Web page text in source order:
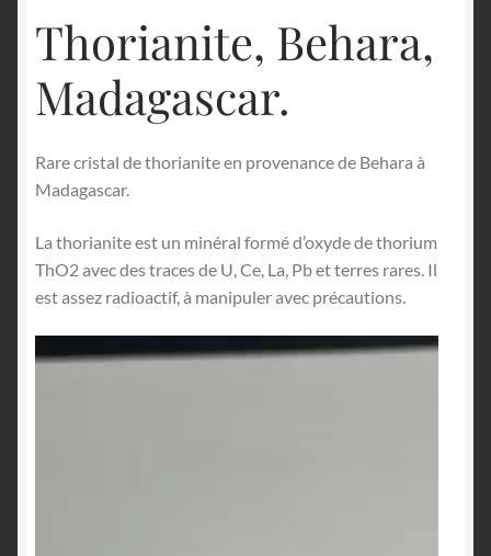
Thorianite, Behara,
Madagascar.
Rare cristal de thorianite en provenance de Behara à
Madagascar.
La thorianite est un minéral formé d’oxyde de thorium
ThO2 avec des traces de U, Ce, La, Pb et terres rares. Il
est assez radioactif, à manipuler avec précautions.